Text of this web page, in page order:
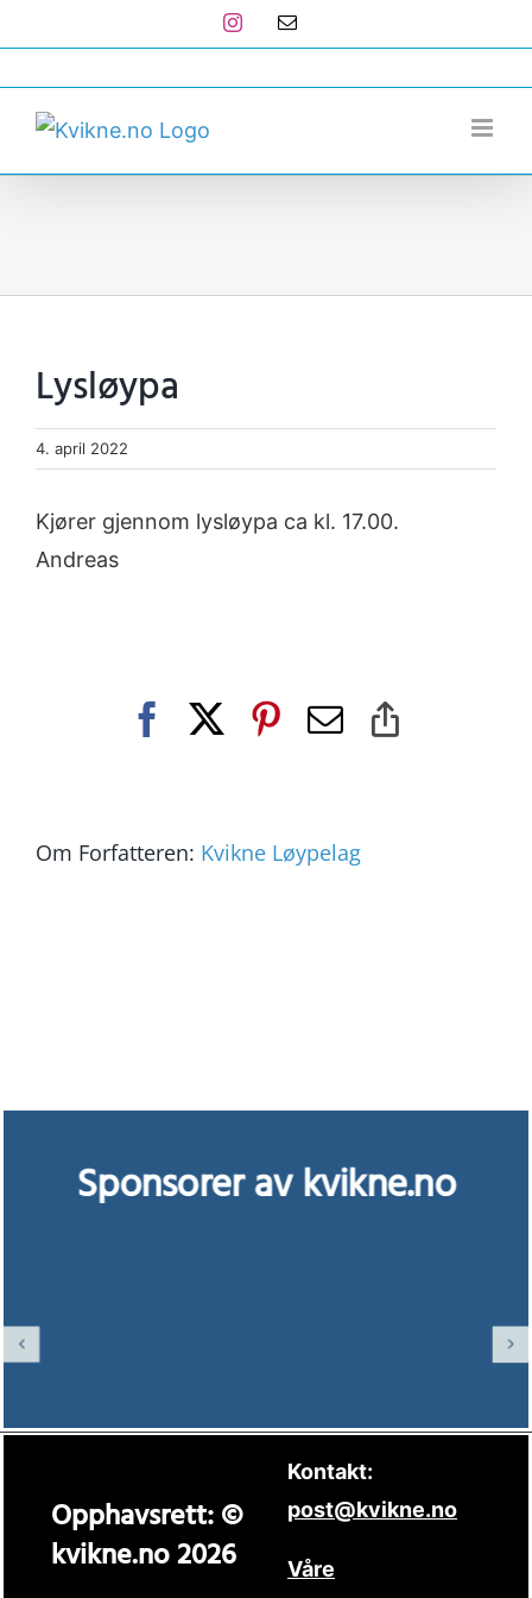
to
content
Instagram
E-
Lysløypa
4. april 2022
Kjører gjennom lysløypa ca kl. 17.00.
Andreas
Facebook Pinterest
E-
Om Forfatteren: Kvikne Løypelag
Sponsorer av kvikne.no
Opphavsrett: ©
kvikne.no 2026
Kontakt:
post@kvikne.no
Våre